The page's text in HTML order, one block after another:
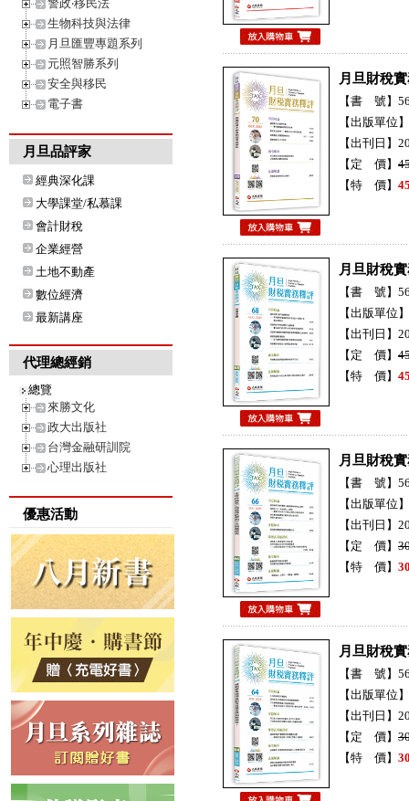
警政‧移民法
生物科技與法律
月旦匯豐專題系列
元照智勝系列
安全與移民
電子書
月旦品評家
經典深化課
大學課堂/私慕課
會計財稅
企業經營
土地不動產
數位經濟
最新講座
代理總經銷
總覽
來勝文化
政大出版社
台灣金融研訓院
心理出版社
優惠活動
月旦財稅
【書 號】
【出版單位
【出刊日】
【定 價】
【特 價】
月旦財稅
【書 號】
【出版單位
【出刊日】
【定 價】
【特 價】
月旦財稅
【書 號】
【出版單位
【出刊日】
【定 價】
【特 價】
月旦財稅
【書 號】
【出版單位
【出刊日】
【定 價】
【特 價】